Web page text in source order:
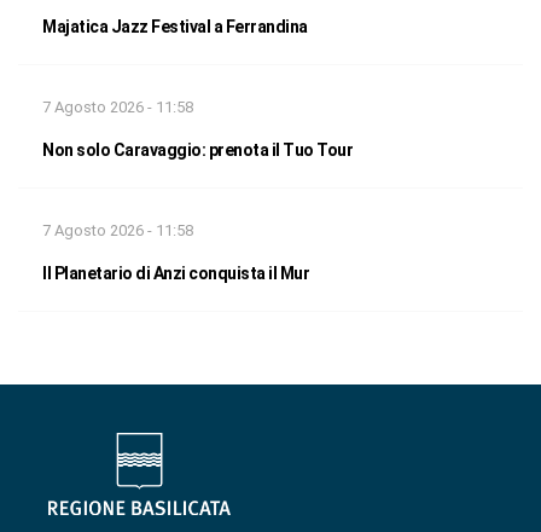
Majatica Jazz Festival a Ferrandina
7 Agosto 2026 - 11:58
Non solo Caravaggio: prenota il Tuo Tour
7 Agosto 2026 - 11:58
Il Planetario di Anzi conquista il Mur